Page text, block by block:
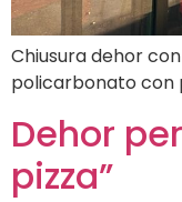
Chiusura dehor
policarbonato
Dehor
pizza”